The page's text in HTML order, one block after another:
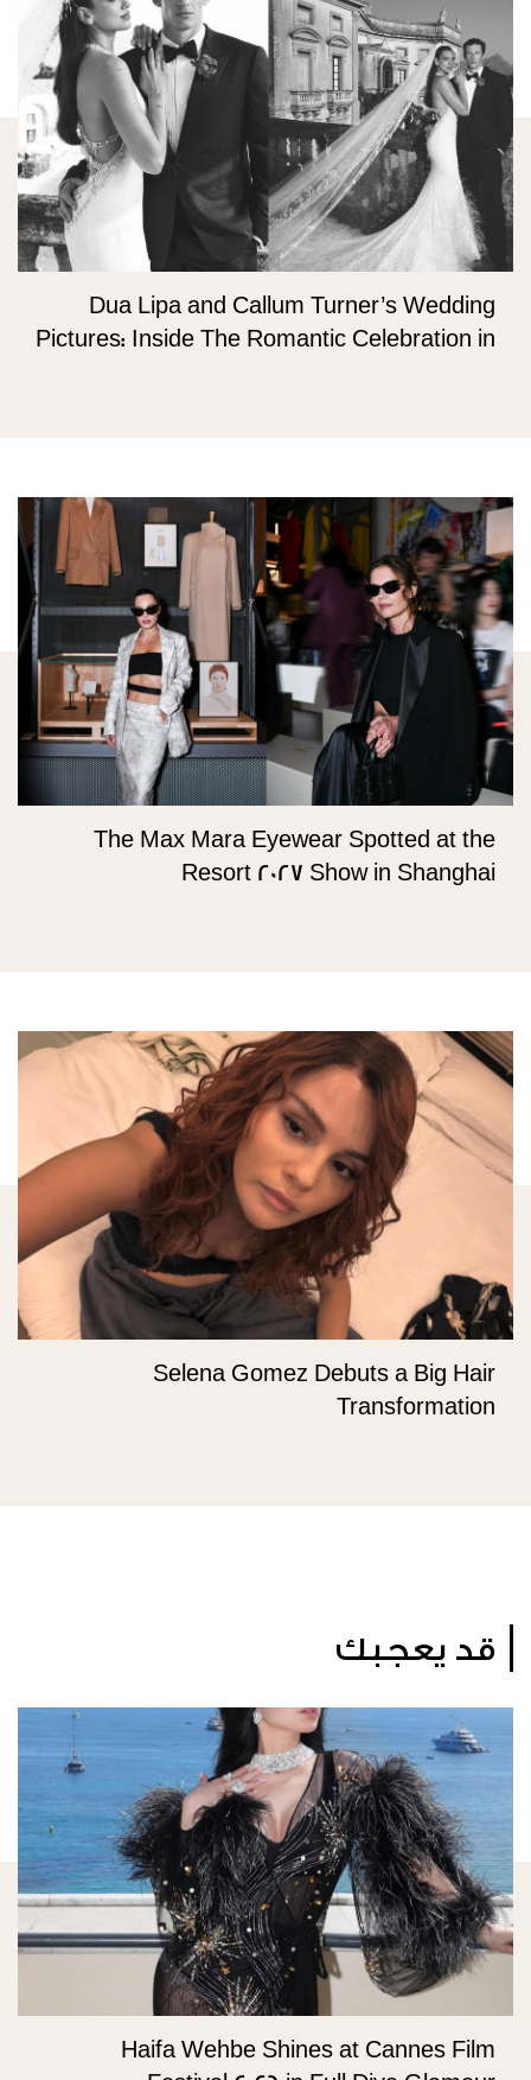
Dua Lipa and Callum Turner’s Wedding
Pictures: Inside The Romantic Celebration in
The Max Mara Eyewear Spotted at the
Resort 2027 Show in Shanghai
Selena Gomez Debuts a Big Hair
Transformation
قد يعجبك
Haifa Wehbe Shines at Cannes Film